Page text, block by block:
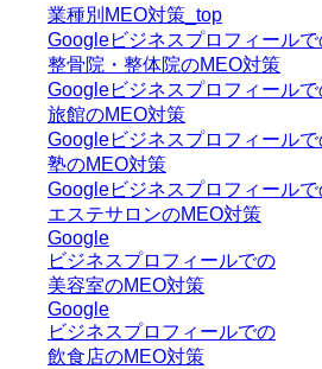
業種別MEO対策_top
Googleビジネスプロフィールで
整骨院・整体院のMEO対策
Googleビジネスプロフィールで
旅館のMEO対策
Googleビジネスプロフィールで
塾のMEO対策
Googleビジネスプロフィールで
エステサロンのMEO対策
Google
ビジネスプロフィールでの
美容室のMEO対策
Google
ビジネスプロフィールでの
飲食店のMEO対策